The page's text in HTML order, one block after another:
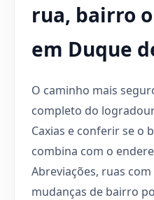
rua, bairro
em Duque
O caminho mais
completo do
Caxias e conferir se o
combina com o
Abreviações, ruas
mudanças de bairro